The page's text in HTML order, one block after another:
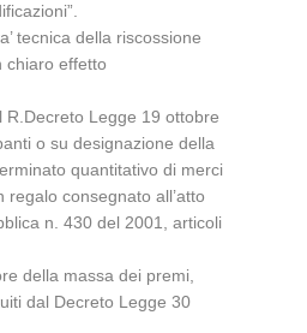
tecnica della riscossione
chiaro effetto
R.Decreto Legge 19 ottobre
o su designazione della
quantitativo di merci
consegnato all’atto
n. 430 del 2001, articoli
della massa dei premi,
dal Decreto Legge 30